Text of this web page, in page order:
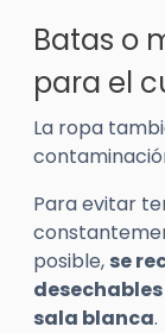
Batas o
para el
La ropa
Para evitar
posible, se
sala blanca.